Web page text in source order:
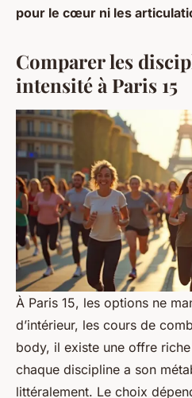
pour le cœur ni les
Comparer les
intensité à Paris 15
À Paris 15, les options ne
d’intérieur, les cours de
body, il existe une offre
chaque discipline a son
littéralement. Le choix